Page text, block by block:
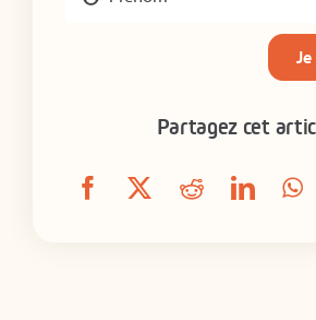
Partagez cet